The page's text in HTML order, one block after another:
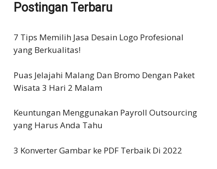
Postingan Terbaru
7 Tips Memilih Jasa Desain Logo Profesional
yang Berkualitas!
Puas Jelajahi Malang Dan Bromo Dengan Paket
Wisata 3 Hari 2 Malam
Keuntungan Menggunakan Payroll Outsourcing
yang Harus Anda Tahu
3 Konverter Gambar ke PDF Terbaik Di 2022